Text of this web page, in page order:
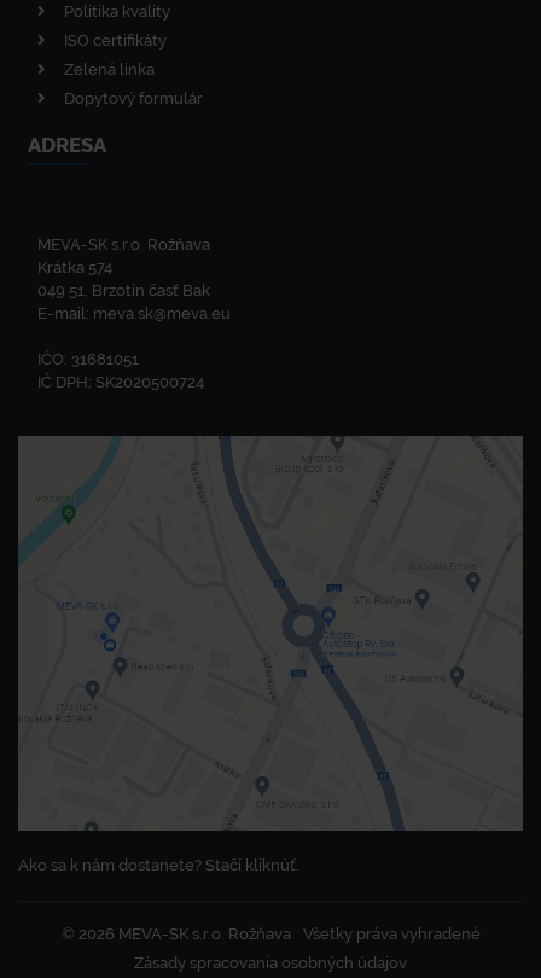
Politika kvality
ISO certifikáty
Zelená linka
Dopytový formulár
ADRESA
MEVA-SK s.r.o. Rožňava
Krátka 574
049 51, Brzotín časť Bak
E-mail: meva.sk@meva.eu
IČO: 31681051
IČ DPH: SK2020500724
Ako sa k nám dostanete? Stačí kliknúť.
© 2026 MEVA-SK s.r.o. Rožňava
Všetky práva vyhradené
Zásady spracovania osobných údajov